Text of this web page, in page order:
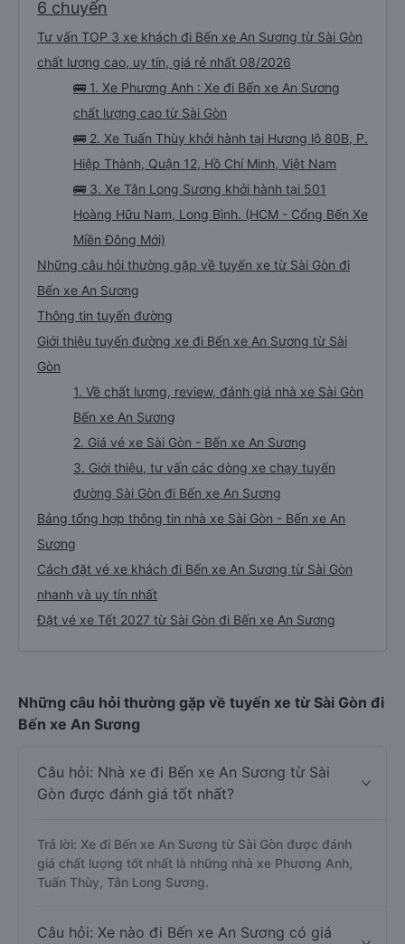
6 chuyến
Tư vấn TOP 3 xe khách đi Bến xe An Sương từ Sài Gòn
chất lượng cao, uy tín, giá rẻ nhất 08/2026
🚌 1. Xe Phương Anh : Xe đi Bến xe An Sương
chất lượng cao từ Sài Gòn
🚌 2. Xe Tuấn Thùy khởi hành tại Hương lộ 80B, P.
Hiệp Thành, Quận 12, Hồ Chí Minh, Việt Nam
🚌 3. Xe Tân Long Sương khởi hành tại 501
Hoàng Hữu Nam, Long Bình. (HCM - Cổng Bến Xe
Miền Đông Mới)
Những câu hỏi thường gặp về tuyến xe từ Sài Gòn đi
Bến xe An Sương
Thông tin tuyến đường
Giới thiệu tuyến đường xe đi Bến xe An Sương từ Sài
Gòn
1. Về chất lượng, review, đánh giá nhà xe Sài Gòn
Bến xe An Sương
2. Giá vé xe Sài Gòn - Bến xe An Sương
3. Giới thiệu, tư vấn các dòng xe chạy tuyến
đường Sài Gòn đi Bến xe An Sương
Bảng tổng hợp thông tin nhà xe Sài Gòn - Bến xe An
Sương
Cách đặt vé xe khách đi Bến xe An Sương từ Sài Gòn
nhanh và uy tín nhất
Đặt vé xe Tết 2027 từ Sài Gòn đi Bến xe An Sương
Những câu hỏi thường gặp về tuyến xe từ Sài Gòn đi
Bến xe An Sương
Câu hỏi: Nhà xe đi Bến xe An Sương từ Sài
Gòn được đánh giá tốt nhất?
Trả lời: Xe đi Bến xe An Sương từ Sài Gòn được đánh
giá chất lượng tốt nhất là những nhà xe Phương Anh,
Tuấn Thùy, Tân Long Sương.
Câu hỏi: Xe nào đi Bến xe An Sương có giá